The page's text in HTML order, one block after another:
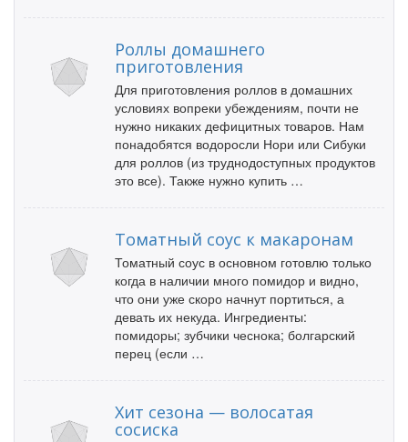
Роллы домашнего
приготовления
Для приготовления роллов в домашних
условиях вопреки убеждениям, почти не
нужно никаких дефицитных товаров. Нам
понадобятся водоросли Нори или Сибуки
для роллов (из труднодоступных продуктов
это все). Также нужно купить …
Томатный соус к макаронам
Томатный соус в основном готовлю только
когда в наличии много помидор и видно,
что они уже скоро начнут портиться, а
девать их некуда. Ингредиенты:
помидоры; зубчики чеснока; болгарский
перец (если …
Хит сезона — волосатая
сосиска